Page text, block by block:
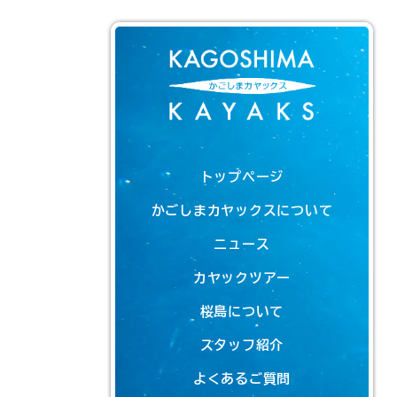
トップページ
かごしまカヤックスについて
ニュース
カヤックツアー
桜島について
スタッフ紹介
よくあるご質問